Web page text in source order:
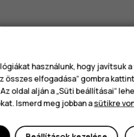
használunk, hogy javítsuk
összes elfogadása“ gombra
oldal alján a „Süti beállításai“
Ismerd meg jobban asütikre